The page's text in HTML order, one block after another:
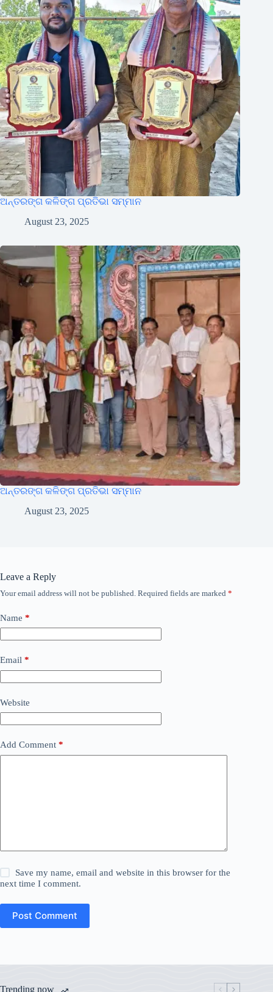
ଅନ୍ତରଙ୍ଗ କଳିଙ୍ଗ ପ୍ରତିଭା ସମ୍ମାନ
August 23, 2025
ଅନ୍ତରଙ୍ଗ କଳିଙ୍ଗ ପ୍ରତିଭା ସମ୍ମାନ
August 23, 2025
Leave a Reply
Your email address will not be published. Required fields are marked *
Name *
Email *
Website
Add Comment *
Save my name, email and website in this browser for the
next time I comment.
Post Comment
Trending now